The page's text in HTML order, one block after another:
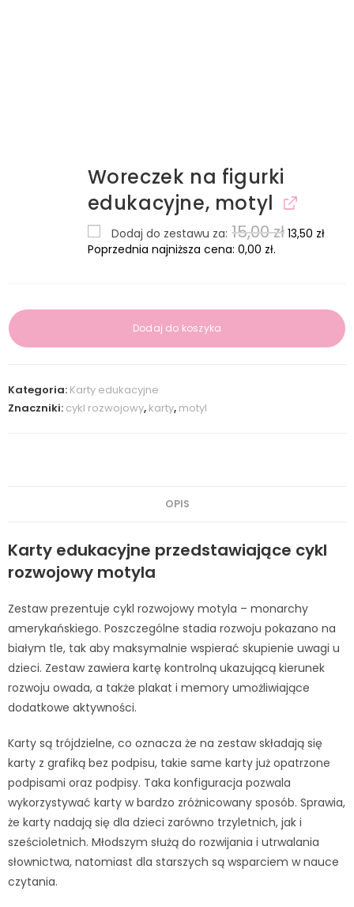
Woreczek na figurki
edukacyjne, motyl
Dodaj do zestawu za: 15,00zł 13,50 zł
Poprzednia najniższa cena: 0,00 zł.
Dodaj do koszyka
Kategoria: Karty edukacyjne
Znaczniki: cykl rozwojowy, karty, motyl
OPIS
Karty edukacyjne przedstawiające cykl
rozwojowy motyla
Zestaw prezentuje cykl rozwojowy motyla – monarchy
amerykańskiego. Poszczególne stadia rozwoju pokazano na
białym tle, tak aby maksymalnie wspierać skupienie uwagi u
dzieci. Zestaw zawiera kartę kontrolną ukazującą kierunek
rozwoju owada, a także plakat i memory umożliwiające
dodatkowe aktywności.
Karty są trójdzielne, co oznacza że na zestaw składają się
karty z grafiką bez podpisu, takie same karty już opatrzone
podpisami oraz podpisy. Taka konfiguracja pozwala
wykorzystywać karty w bardzo zróżnicowany sposób. Sprawia,
że karty nadają się dla dzieci zarówno trzyletnich, jak i
sześcioletnich. Młodszym służą do rozwijania i utrwalania
słownictwa, natomiast dla starszych są wsparciem w nauce
czytania.